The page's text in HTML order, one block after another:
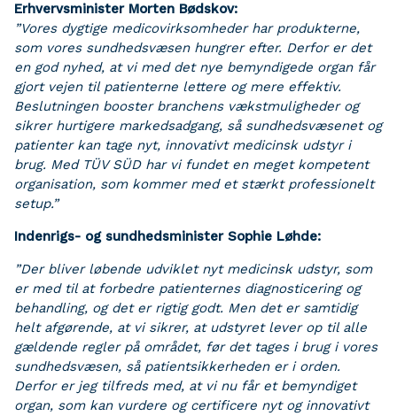
Erhvervsminister Morten Bødskov:
”Vores dygtige medicovirksomheder har produkterne,
som vores sundhedsvæsen hungrer efter. Derfor er det
en god nyhed, at vi med det nye bemyndigede organ får
gjort vejen til patienterne lettere og mere effektiv.
Beslutningen booster branchens vækstmuligheder og
sikrer hurtigere markedsadgang, så sundhedsvæsenet og
patienter kan tage nyt, innovativt medicinsk udstyr i
brug. Med TÜV SÜD har vi fundet en meget kompetent
organisation, som kommer med et stærkt professionelt
setup.”
Indenrigs- og sundhedsminister Sophie Løhde:
”Der bliver løbende udviklet nyt medicinsk udstyr, som
er med til at forbedre patienternes diagnosticering og
behandling, og det er rigtig godt. Men det er samtidig
helt afgørende, at vi sikrer, at udstyret lever op til alle
gældende regler på området, før det tages i brug i vores
sundhedsvæsen, så patientsikkerheden er i orden.
Derfor er jeg tilfreds med, at vi nu får et bemyndiget
organ, som kan vurdere og certificere nyt og innovativt